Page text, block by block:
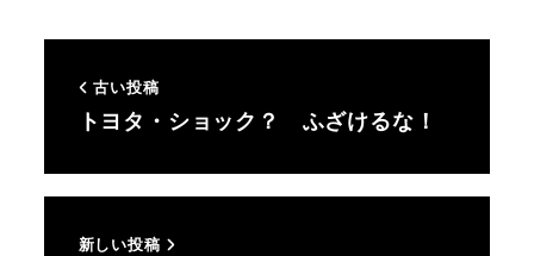
古い投稿
トヨタ・ショック？ ふざけるな！
新しい投稿